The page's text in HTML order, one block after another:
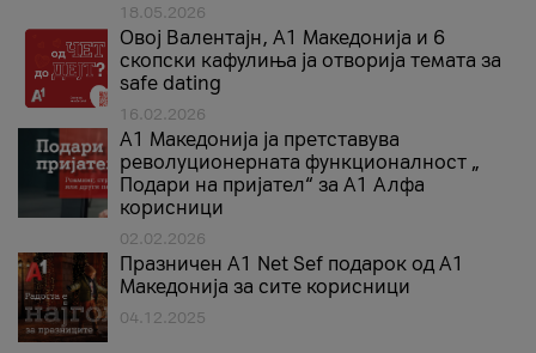
18.05.2026
Овој Валентајн, A1 Македонија и 6
скопски кафулиња ја отворија темата за
safe dating
16.02.2026
А1 Македонија ја претставува
револуционерната функционалност „
Подари на пријател“ за А1 Алфа
корисници
02.02.2026
Празничен A1 Net Sеf подарок од А1
Македонија за сите корисници
04.12.2025